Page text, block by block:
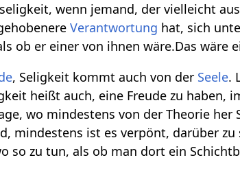
wenn jemand, der vielleicht
Verantwortung hat, sich
ob er einer von ihnen wäre.Das wäre
, Seligkeit kommt auch von der Seele.
heißt auch, eine Freude zu haben,
wo mindestens von der Theorie
mindestens ist es verpönt, darüber
so zu tun, als ob man dort ein